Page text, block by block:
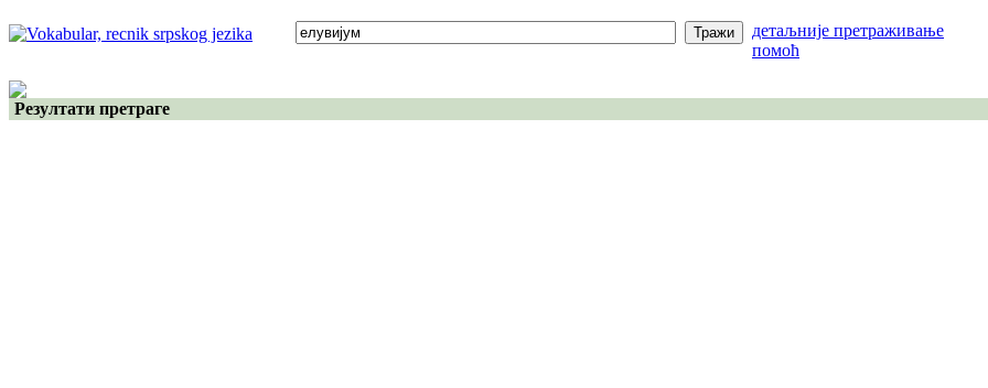
детаљније претраживање
помоћ
Резултати претраге